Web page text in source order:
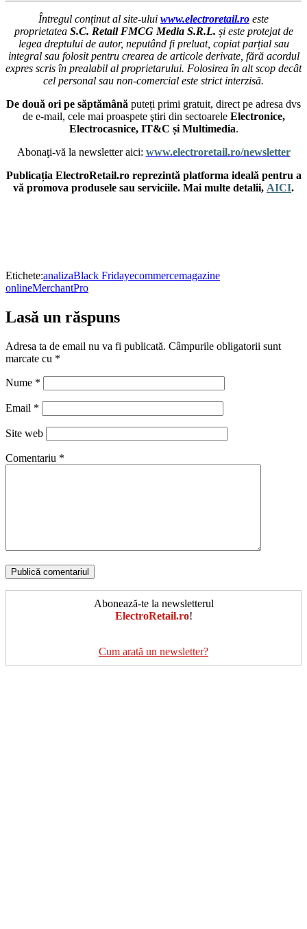
Întregul conținut al site-ului www.electroretail.ro este
proprietatea S.C. Retail FMCG Media S.R.L. și este protejat de
legea dreptului de autor, neputând fi preluat, copiat parțial sau
integral sau folosit pentru crearea de articole derivate, fără acordul
expres scris în prealabil al proprietarului. Folosirea în alt scop decât
cel personal sau non-comercial este strict interzisă.
De două ori pe săptămână puteți primi gratuit, direct pe adresa dvs
de e-mail, cele mai proaspete ştiri din sectoarele Electronice,
Electrocasnice, IT&C și Multimedia.
Abonaţi-vă la newsletter aici: www.electroretail.ro/newsletter
Publicația ElectroRetail.ro reprezintă platforma ideală pentru a
vă promova produsele sau serviciile. Mai multe detalii, AICI.
Etichete:analizaBlack Fridayecommercemagazine
onlineMerchantPro
Lasă un răspuns
Adresa ta de email nu va fi publicată. Câmpurile obligatorii sunt
marcate cu *
Nume *
Email *
Site web
Comentariu *
Abonează-te la newsletterul
ElectroRetail.ro!
Cum arată un newsletter?